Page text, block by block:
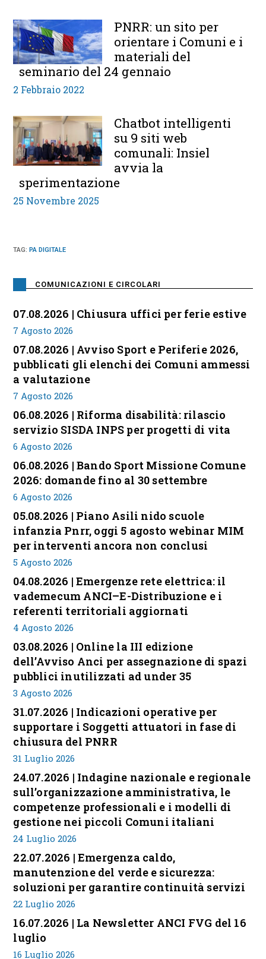
PNRR: un sito per
orientare i Comuni e i
materiali del
seminario del 24 gennaio
2 Febbraio 2022
Chatbot intelligenti
su 9 siti web
comunali: Insiel
avvia la
sperimentazione
25 Novembre 2025
TAG:PA DIGITALE
COMUNICAZIONI E CIRCOLARI
07.08.2026 | Chiusura uffici per ferie estive
7 Agosto 2026
07.08.2026 | Avviso Sport e Periferie 2026,
pubblicati gli elenchi dei Comuni ammessi
a valutazione
7 Agosto 2026
06.08.2026 | Riforma disabilità: rilascio
servizio SISDA INPS per progetti di vita
6 Agosto 2026
06.08.2026 | Bando Sport Missione Comune
2026: domande fino al 30 settembre
6 Agosto 2026
05.08.2026 | Piano Asili nido scuole
infanzia Pnrr, oggi 5 agosto webinar MIM
per interventi ancora non conclusi
5 Agosto 2026
04.08.2026 | Emergenze rete elettrica: il
vademecum ANCI–E-Distribuzione e i
referenti territoriali aggiornati
4 Agosto 2026
03.08.2026 | Online la III edizione
dell’Avviso Anci per assegnazione di spazi
pubblici inutilizzati ad under 35
3 Agosto 2026
31.07.2026 | Indicazioni operative per
supportare i Soggetti attuatori in fase di
chiusura del PNRR
31 Luglio 2026
24.07.2026 | Indagine nazionale e regionale
sull’organizzazione amministrativa, le
competenze professionali e i modelli di
gestione nei piccoli Comuni italiani
24 Luglio 2026
22.07.2026 | Emergenza caldo,
manutenzione del verde e sicurezza:
soluzioni per garantire continuità servizi
22 Luglio 2026
16.07.2026 | La Newsletter ANCI FVG del 16
luglio
16 Luglio 2026